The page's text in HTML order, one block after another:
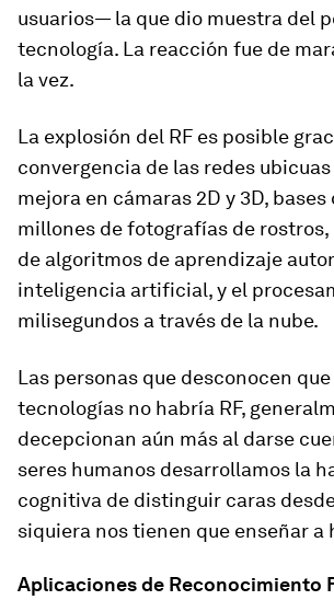
usuarios— la que dio muestra del
tecnología. La reacción fue de
la vez.
La explosión del RF es posible
convergencia de las redes
mejora en cámaras 2D y 3D, bases
millones de fotografías de
de algoritmos de aprendizaje
inteligencia artificial, y el
milisegundos a través de la nube.
Las personas que desconocen
tecnologías no habría RF,
decepcionan aún más al darse
seres humanos desarrollamos la
cognitiva de distinguir caras
siquiera nos tienen que enseñar a
Aplicaciones de Reconocimiento